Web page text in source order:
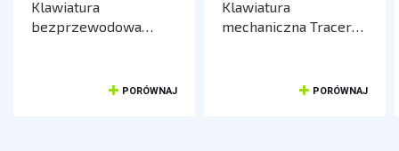
Klawiatura
bezprzewodowa
PORÓWNAJ
Klawiatura
mechaniczna Tracer
PORÓWNAJ